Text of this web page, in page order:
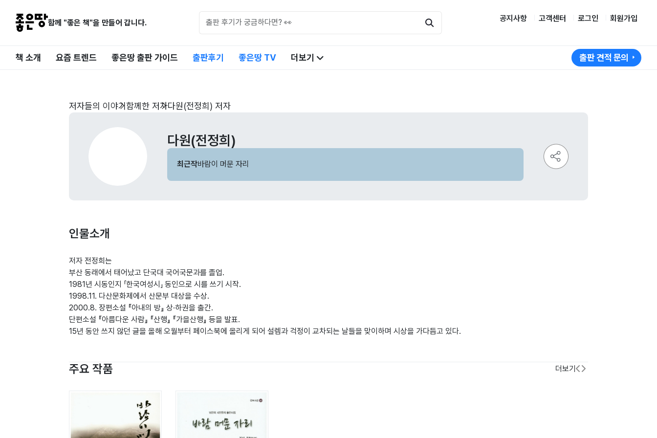
함께 "좋은 책"을 만들어 갑니다. 공지사항 고객센터 로그인 회원가입
책 소개 요즘 트렌드 좋은땅 출판 가이드 출판후기 좋은땅 TV 더보기 출판 견적 문의
저자들의 이야기 함께한 저자다원(전정희) 저자
다원(전정희)
최근작바람이 머문 자리
인물소개
저자 전정희는
부산 동래에서 태어났고 단국대 국어국문과를 졸업.
1981년 시동인지 「한국여성시」 동인으로 시를 쓰기 시작.
1998.11. 다산문화제에서 산문부 대상을 수상.
2000.8. 장편소설 『아내의 방』 상·하권을 출간.
단편소설 『아름다운 사람』 『산행』 『가을산행』 등을 발표.
15년 동안 쓰지 않던 글을 올해 오월부터 페이스북에 올리게 되어 설렘과 걱정이 교차되는 날들을 맞이하며 시상을 가다듬고 있다.
주요 작품 더보기